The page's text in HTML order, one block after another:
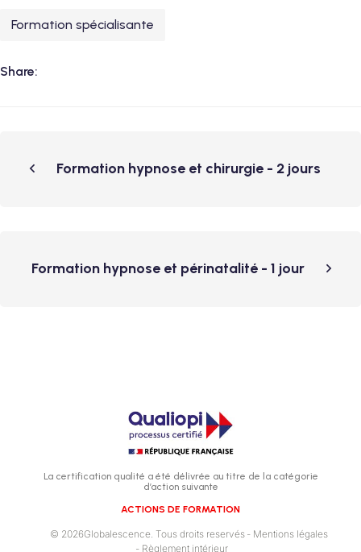
Formation spécialisante
Share:
Formation hypnose et chirurgie - 2 jours
Formation hypnose et périnatalité - 1 jour
La certification qualité a été délivrée au titre de la catégorie
d’action suivante
ACTIONS DE FORMATION
© 2026Globalescence. Tous droits reservés - Mentions légales
- Règlement intérieur